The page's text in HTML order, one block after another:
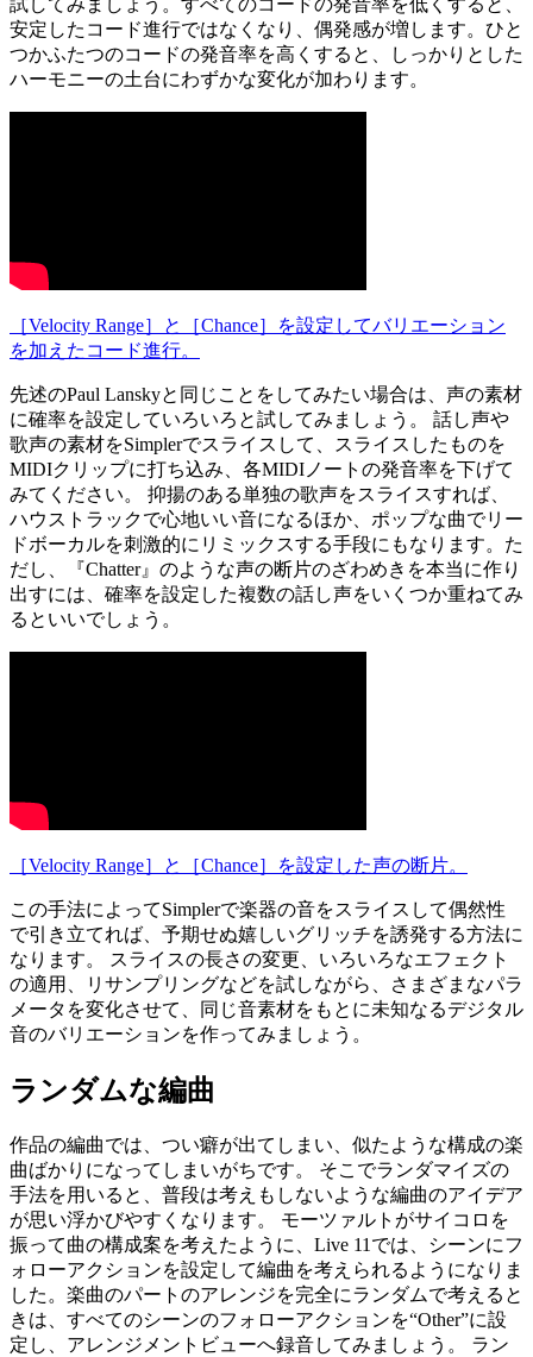
安定したコード進行ではなくなり、偶発感が増します。ひと
つかふたつのコードの発音率を高くすると、しっかりとした
ハーモニーの土台にわずかな変化が加わります。
［Velocity Range］と［Chance］を設定してバリエーション
を加えたコード進行。
先述のPaul Lanskyと同じことをしてみたい場合は、声の素材
に確率を設定していろいろと試してみましょう。 話し声や
歌声の素材をSimplerでスライスして、スライスしたものを
MIDIクリップに打ち込み、各MIDIノートの発音率を下げて
みてください。 抑揚のある単独の歌声をスライスすれば、
ハウストラックで心地いい音になるほか、ポップな曲でリー
ドボーカルを刺激的にリミックスする手段にもなります。た
だし、『Chatter』のような声の断片のざわめきを本当に作り
出すには、確率を設定した複数の話し声をいくつか重ねてみ
るといいでしょう。
［Velocity Range］と［Chance］を設定した声の断片。
この手法によってSimplerで楽器の音をスライスして偶然性
で引き立てれば、予期せぬ嬉しいグリッチを誘発する方法に
なります。 スライスの長さの変更、いろいろなエフェクト
の適用、リサンプリングなどを試しながら、さまざまなパラ
メータを変化させて、同じ音素材をもとに未知なるデジタル
音のバリエーションを作ってみましょう。
ランダムな編曲
作品の編曲では、つい癖が出てしまい、似たような構成の楽
曲ばかりになってしまいがちです。 そこでランダマイズの
手法を用いると、普段は考えもしないような編曲のアイデア
が思い浮かびやすくなります。 モーツァルトがサイコロを
振って曲の構成案を考えたように、Live 11では、シーンにフ
ォローアクションを設定して編曲を考えられるようになりま
した。楽曲のパートのアレンジを完全にランダムで考えると
きは、すべてのシーンのフォローアクションを“Other”に設
定し、アレンジメントビューへ録音してみましょう。 ラン